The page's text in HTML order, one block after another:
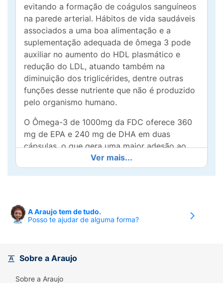
evitando a formação de coágulos sanguíneos
na parede arterial. Hábitos de vida saudáveis
associados a uma boa alimentação e a
suplementação adequada de ômega 3 pode
auxiliar no aumento do HDL plasmático e
redução do LDL, atuando também na
diminuição dos triglicérides, dentre outras
funções desse nutriente que não é produzido
pelo organismo humano.
O Ômega-3 de 1000mg da FDC oferece 360
mg de EPA e 240 mg de DHA em duas
cápsulas, o que gera uma maior adesão ao
tratamento pelo menor consumo de cápsulas.
É obtido por um processo de extração a frio
como o mercúrio. A presença de vitamina E
na sua composição funciona como
funcionais do produto.
NÃO CONTÉM QUANTIDADES
Ver mais...
A Araujo tem de tudo.
Posso te ajudar de alguma forma?
Sobre a Araujo
Sobre a Araujo